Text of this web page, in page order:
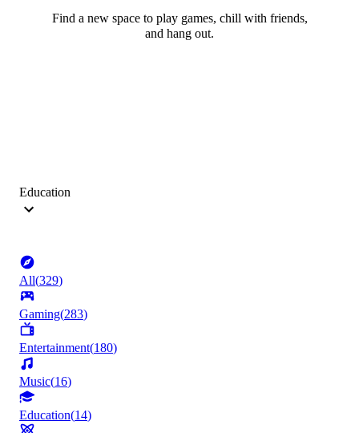
Find a new space to play games, chill with friends,
and hang out.
Education
All(329)
Gaming(283)
Entertainment(180)
Music(16)
Education(14)